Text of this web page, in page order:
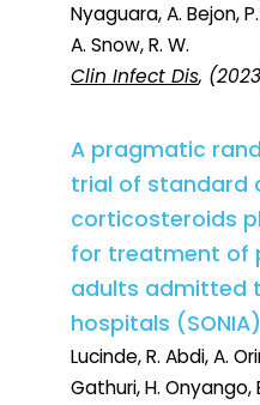
Nyaguara, A. Bejon,
A. Snow, R. W.
Clin Infect Dis,
A pragmatic
trial of standard
corticosteroids
for treatment of
adults admitted
hospitals
Lucinde, R. Abdi, A.
Gathuri, H. Onyango,